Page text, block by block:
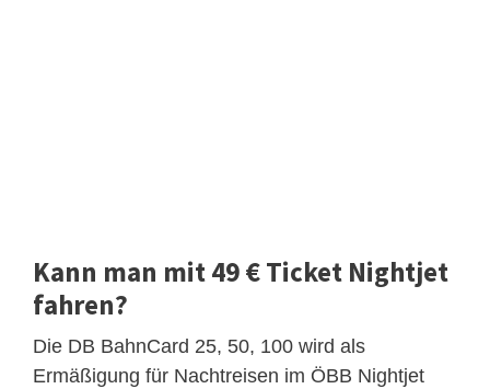
Kann man mit 49 € Ticket Nightjet
fahren?
Die DB BahnCard 25, 50, 100 wird als
Ermäßigung für Nachtreisen im ÖBB Nightjet